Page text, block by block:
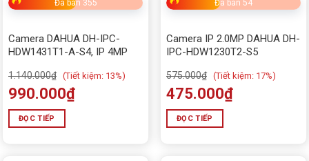
Đã bán 355
Camera DAHUA DH-IPC-
HDW1431T1-A-S4, IP 4MP
1.140.000₫ (Tiết kiệm: 13%)
990.000₫
ĐỌC TIẾP
Đã bán 54
Camera IP 2.0MP DAHUA DH-
IPC-HDW1230T2-S5
575.000₫ (Tiết kiệm: 17%)
475.000₫
ĐỌC TIẾP